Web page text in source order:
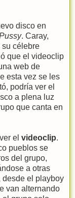
disco en
. Caray,
su célebre
que el videoclip
web de
esta vez se les
podría ver el
a plena luz
que canta en
el videoclip.
pueblos se
del grupo,
a otras
desde el playboy
van alternando